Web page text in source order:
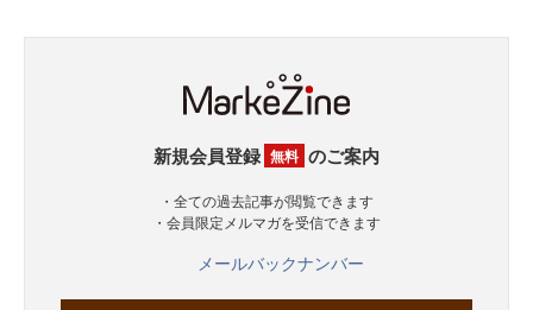
新規会員登録 無料 のご案内
・全ての過去記事が閲覧できます
・会員限定メルマガを受信できます
メールバックナンバー